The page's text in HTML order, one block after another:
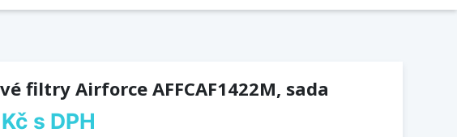
filtry Airforce AFFCAF1422M, sada
s DPH